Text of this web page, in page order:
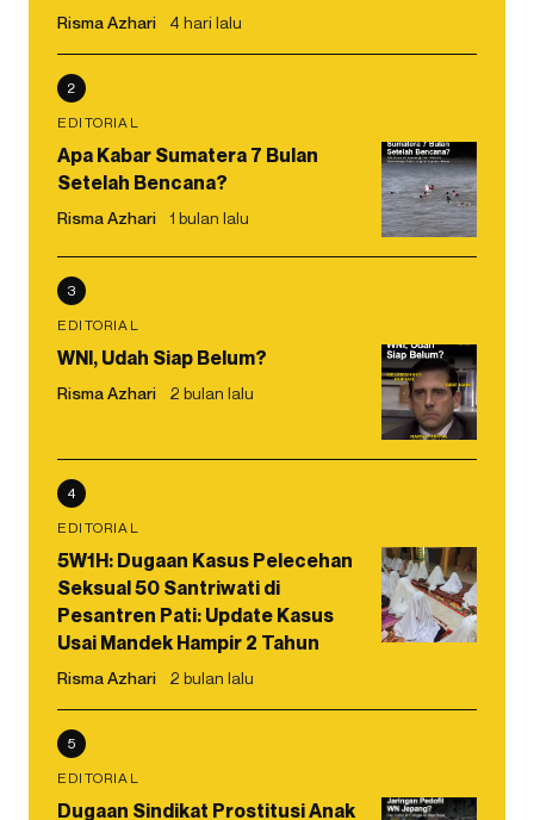
Risma Azhari 4 hari lalu
2
EDITORIAL
Apa Kabar Sumatera 7 Bulan
Setelah Bencana?
Risma Azhari 1 bulan lalu
3
EDITORIAL
WNI, Udah Siap Belum?
Risma Azhari 2 bulan lalu
4
EDITORIAL
5W1H: Dugaan Kasus Pelecehan
Seksual 50 Santriwati di
Pesantren Pati: Update Kasus
Usai Mandek Hampir 2 Tahun
Risma Azhari 2 bulan lalu
5
EDITORIAL
Dugaan Sindikat Prostitusi Anak